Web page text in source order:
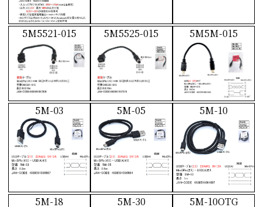
5M5521-015 5M5525-015 5M5M-015
5M-03 5M-05 5M-10
5M-18 5M-30 5M-10OTG